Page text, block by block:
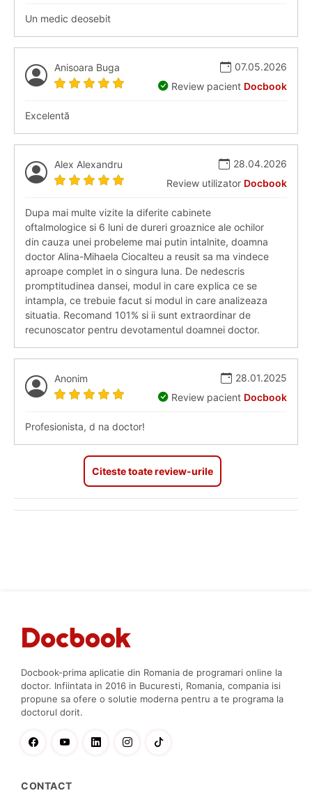
Un medic deosebit
Anisoara Buga
07.05.2026
Review pacient Docbook
Excelentă
Alex Alexandru
28.04.2026
Review utilizator Docbook
Dupa mai multe vizite la diferite cabinete
oftalmologice si 6 luni de dureri groaznice ale ochilor
din cauza unei probeleme mai putin intalnite, doamna
doctor Alina-Mihaela Ciocalteu a reusit sa ma vindece
aproape complet in o singura luna. De nedescris
promptitudinea dansei, modul in care explica ce se
intampla, ce trebuie facut si modul in care analizeaza
situatia. Recomand 101% si ii sunt extraordinar de
recunoscator pentru devotamentul doamnei doctor.
Anonim
28.01.2025
Review pacient Docbook
Profesionista, d na doctor!
Citeste toate review-urile
Docbook-prima aplicatie din Romania de programari online la
doctor. Infiintata in 2016 in Bucuresti, Romania, compania isi
propune sa ofere o solutie moderna pentru a te programa la
doctorul dorit.
CONTACT